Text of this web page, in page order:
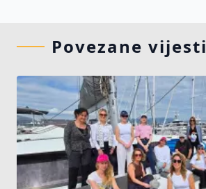
Povezane vijesti